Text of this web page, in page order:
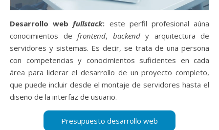
Desarrollo web fullstack: este perfil profesional aúna
conocimientos de frontend, backendy arquitectura de
servidores y sistemas. Es decir, se trata de una persona
con competencias y conocimientos suficientes en cada
área para liderar el desarrollo de un proyecto completo,
que puede incluir desde el montaje de servidores hasta el
diseño de la interfaz de usuario.